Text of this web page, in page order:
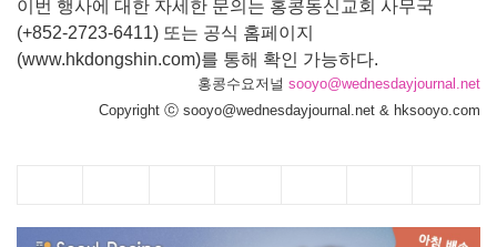
이번 행사에 대한 자세한 문의는 홍콩동신교회 사무국
(+852-2723-6411) 또는 공식 홈페이지
(www.hkdongshin.com)를 통해 확인 가능하다.
홍콩수요저널 sooyo@wednesdayjournal.net
Copyright ⓒ sooyo@wednesdayjournal.net & hksooyo.com